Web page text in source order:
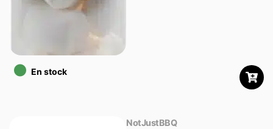
•En stock
NotJustBBQ